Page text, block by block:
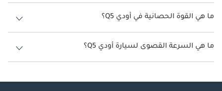
سعة خزان وقود أودي Q5 70 ليتر.
ما هي القوة الحصانية في أودي Q5؟
تنتج أودي Q5 قوة 245 حصان - 252 حصان.
ما هي السرعة القصوى لسيارة أودي Q5؟
السرعة القصوى لسيارة أودي Q5 هي 237 كم/الساعة.